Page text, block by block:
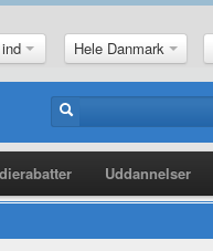
Hele Danmark
Uddannelser